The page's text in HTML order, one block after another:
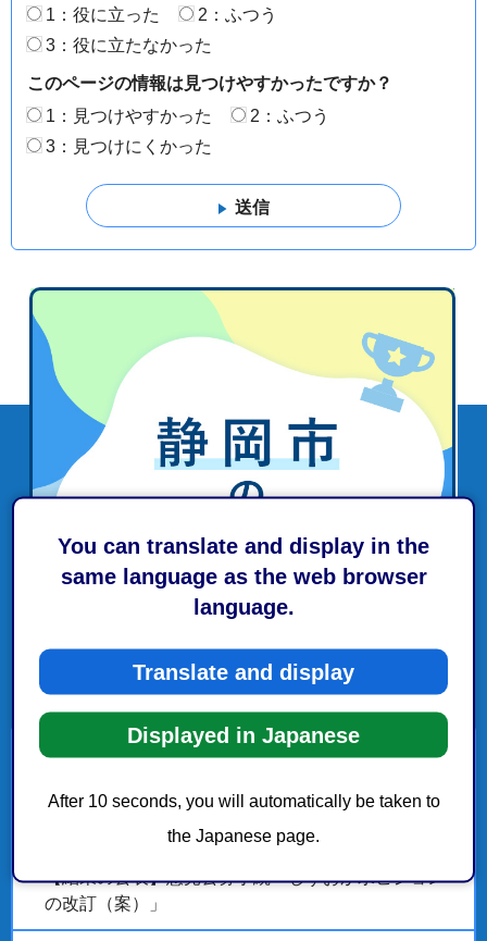
You can translate and display in the
same language as the web browser
language.
Translate and display
Displayed in Japanese
After 10 seconds, you will automatically be taken to
the Japanese page.
1：役に立った
2：ふつう
3：役に立たなかった
このページの情報は見つけやすかったですか？
1：見つけやすかった
2：ふつう
3：見つけにくかった
計画・経営
【結果の公表】意見公募手続「しずおか水ビジョン
の改訂（案）」